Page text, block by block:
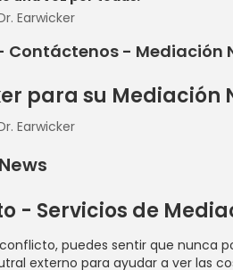
Earwicker
Contáctenos - Mediación
para su Mediación
Earwicker
- Servicios de
puedes sentir que nunca
externo para ayudar a ver las